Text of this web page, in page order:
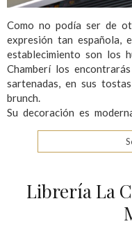
Como no podía ser de
expresión tan española,
establecimiento son los
Chamberí los
sartenadas, en sus
brunch.
Su decoración es
Librería La